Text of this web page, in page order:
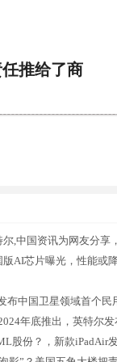
推给了商
,中国资讯为网友分享
AI芯片曝光，性能或
布中国卫星领域首个
年底推出，英特尔
股份？，新款iPadAir